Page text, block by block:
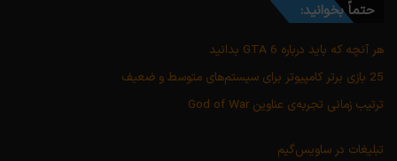
حتماً بخوانید:
هر آنچه که باید درباره GTA 6 بدانید
25 بازی برتر کامپیوتر برای سیستم‌های متوسط و ضعیف
ترتیب زمانی تجربه‌ی عناوین God of War
تبلیغات در ساویس‌گیم